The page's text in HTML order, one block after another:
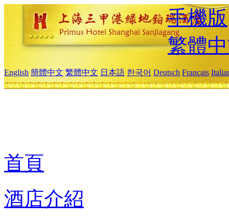
手機版
繁體
English 簡體中文 繁體中文 日本語 한국어 Deutsch Français
首頁
酒店介紹